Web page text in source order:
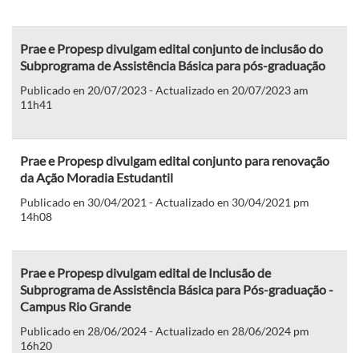
Prae e Propesp divulgam edital conjunto de inclusão do
Subprograma de Assistência Básica para pós-graduação
Publicado en 20/07/2023 - Actualizado en 20/07/2023 am
11h41
Prae e Propesp divulgam edital conjunto para renovação
da Ação Moradia Estudantil
Publicado en 30/04/2021 - Actualizado en 30/04/2021 pm
14h08
Prae e Propesp divulgam edital de Inclusão de
Subprograma de Assistência Básica para Pós-graduação -
Campus Rio Grande
Publicado en 28/06/2024 - Actualizado en 28/06/2024 pm
16h20